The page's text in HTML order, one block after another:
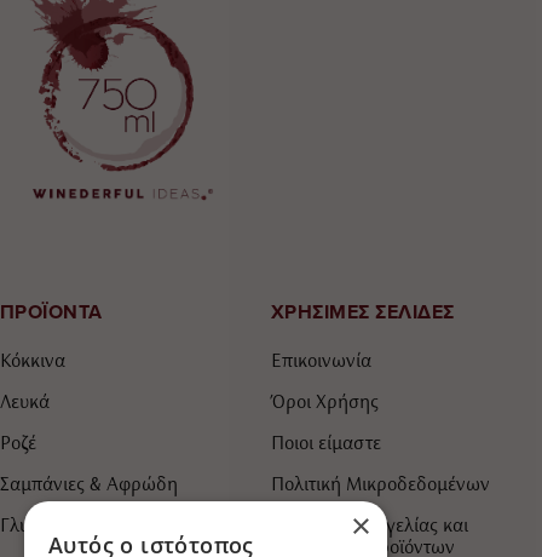
ΠΡΟΪΟΝΤΑ
Κόκκινα
Λευκά
Ροζέ
Σαμπάνιες & Αφρώδη
Γλυκά & Ημίγλυκα
ΧΡΗΣΙΜΕΣ ΣΕΛΙΔΕΣ
Επικοινωνία
Όροι Χρήσης
Ποιοι είμαστε
Πολιτική Μικροδεδομένων
Τρόποι Παραγγελίας και
Πληρωμής Προϊόντων
×
Αυτός ο ιστότοπος